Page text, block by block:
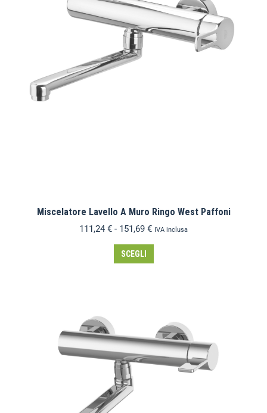
Miscelatore Lavello A Muro Ringo West Paffoni
111,24 € - 151,69 € IVA inclusa
SCEGLI